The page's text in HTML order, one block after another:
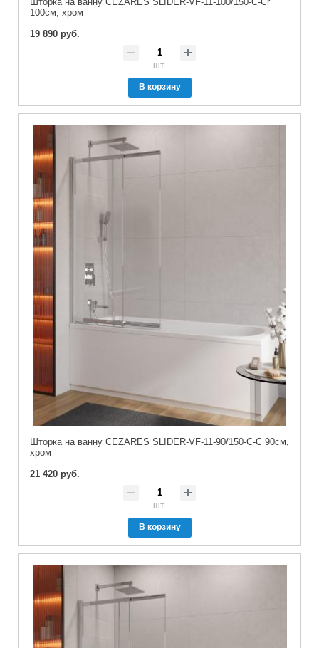
100см, хром
19 890 руб.
шт.
В корзину
Шторка на ванну CEZARES SLIDER-VF-11-90/150-C-C 90см,
хром
21 420 руб.
шт.
В корзину